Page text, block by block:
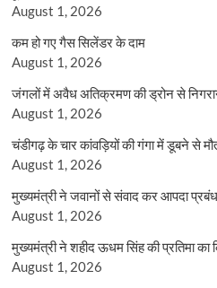
August 1, 2026
कम हो गए गैस सिलेंडर के दाम
August 1, 2026
जंगलों में अवैध अतिक्रमण की ड्रोन से
August 1, 2026
चंडीगढ़ के चार कांवड़ियों की गंगा में डूबने से
August 1, 2026
मुख्यमंत्री ने जवानों से संवाद कर आपदा
August 1, 2026
मुख्यमंत्री ने शहीद ऊधम सिंह की प्रतिमा का
August 1, 2026